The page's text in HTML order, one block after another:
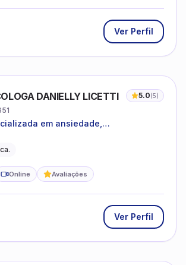
Ver Perfil
DANIELLY LICETTI 5.0(5)
em ansiedade,
Online Avaliações
Ver Perfil